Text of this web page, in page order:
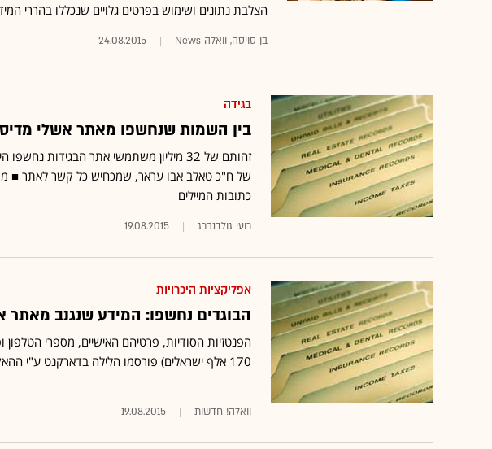
הצלבת נתונים ושימוש בפרטים גלויים שנכללו בהררי
בן סויסה, וואלה News 24.08.2015
בגידה
בין השמות שנחשפו מאתר אשלי
זהותם של 32 מיליון משתמשי אתר הבגידות נחשפו
של ח"כ טאלב אבו עראר, שמכחיש כל קשר לאתר ■
כתובות המיילים
רועי גולדנברג 19.08.2015
אפליקציות היכרויות
הבוגדים נחשפו: המידע שנגנב מאתר
170 אלף ישראלים) פורסמו הלילה בדארקנט ע"י ההאקרים ש
וואלה! חדשות 19.08.2015